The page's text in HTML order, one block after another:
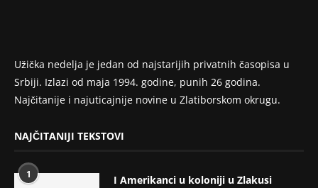
Užička nedelja je jedan od najstarijih privatnih časopisa u
Srbiji. Izlazi od maja 1994. godine, punih 26 godina.
Najčitanije i najuticajnije novine u Zlatiborskom okrugu.
NAJČITANIJI TEKSTOVI
1 I Amerikanci u koloniji u Zlakusi